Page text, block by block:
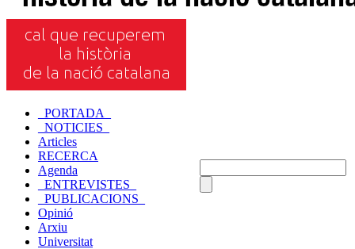
_PORTADA_
_NOTICIES_
Articles
RECERCA
Agenda
_ENTREVISTES_
_PUBLICACIONS_
Opinió
Arxiu
Universitat